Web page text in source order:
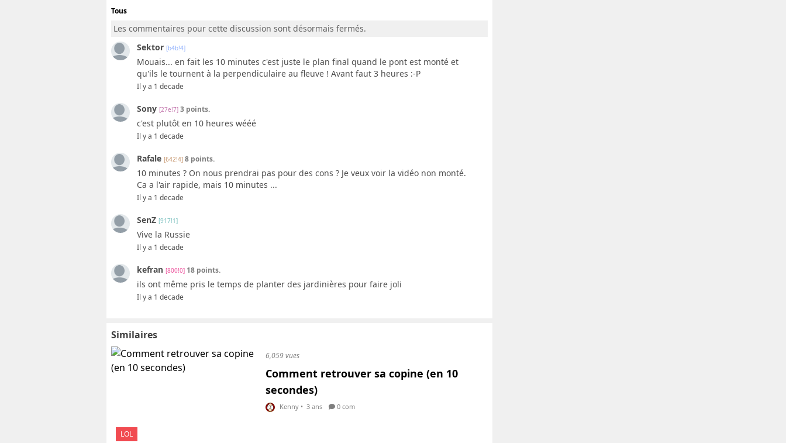
Tous
Les commentaires pour cette discussion sont désormais fermés.
Sektor [b4b!4]
Mouais... en fait les 10 minutes c'est juste le plan final quand le pont est monté et
qu'ils le tournent à la perpendiculaire au fleuve ! Avant faut 3 heures :-P
Il y a 1 decade
Sony [27e!7] 3 points.
c'est plutôt en 10 heures wééé
Il y a 1 decade
Rafale [642!4] 8 points.
10 minutes ? On nous prendrai pas pour des cons ? Je veux voir la vidéo non monté.
Ca a l'air rapide, mais 10 minutes ...
Il y a 1 decade
SenZ [917!1]
Vive la Russie
Il y a 1 decade
kefran [800!0] 18 points.
ils ont même pris le temps de planter des jardinières pour faire joli
Il y a 1 decade
Similaires
LOL
6,059 vues
Comment retrouver sa copine (en 10
secondes)
Kenny • 3 ans 0 com